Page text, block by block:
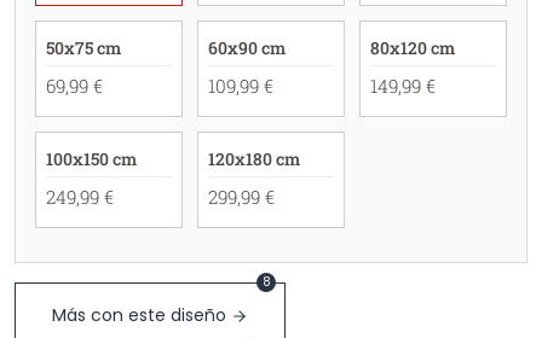
50x75 cm
69,99 €
60x90 cm
109,99 €
80x120 cm
149,99 €
100x150 cm
249,99 €
120x180 cm
299,99 €
Más con este diseño
8